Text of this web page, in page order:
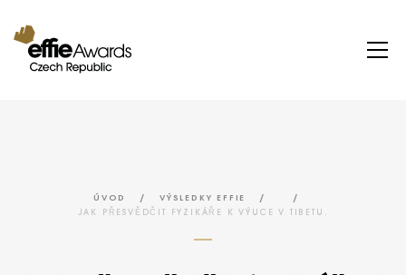
ÚVOD / VÝSLEDKY EFFIE / /
JAK PŘESVĚDČIT FYZIKÁŘE K VÝUCE V TIBETU.